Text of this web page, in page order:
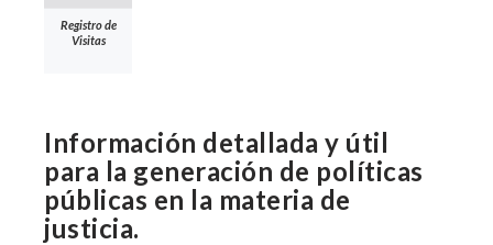
Registro de
Visitas
Información detallada y útil
para la generación de políticas
públicas en la materia de
justicia.